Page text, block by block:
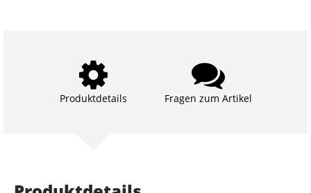
Produktdetails Fragen zum Artikel